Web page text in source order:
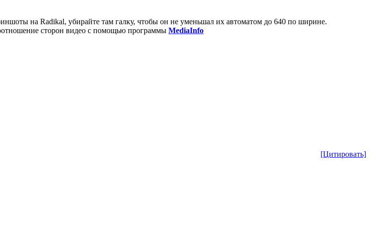
на Radikal, убирайте там галку, чтобы он не уменьшал их автоматом до 640 по ширине.
сторон видео с помощью программы MediaInfo
[Цитировать]